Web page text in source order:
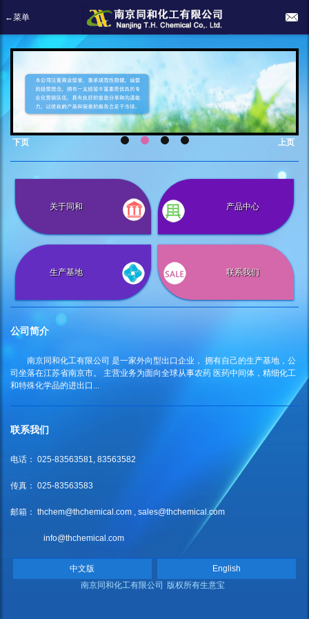
←菜单
上页
下页
关于同和 产品中心
生产基地 联系我们
公司简介
南京同和化工有限公司 是一家外向型出口企业， 拥有自己的生产基地，公
司坐落在江苏省南京市。 主营业务为面向全球从事农药 医药中间体，精细化工
和特殊化学品的进出口...
联系我们
电话： 025-83563581, 83563582
传真： 025-83563583
邮箱： thchem@thchemical.com , sales@thchemical.com
info@thchemical.com
中文版
English
南京同和化工有限公司 版权所有生意宝